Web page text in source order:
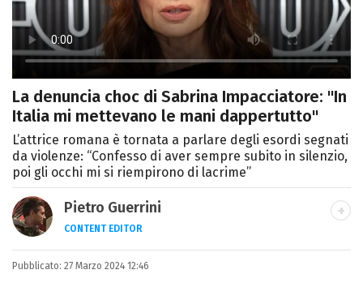
La denuncia choc di Sabrina Impacciatore: "In
Italia mi mettevano le mani dappertutto"
L’attrice romana è tornata a parlare degli esordi segnati
da violenze: “Confesso di aver sempre subito in silenzio,
poi gli occhi mi si riempirono di lacrime”
Pietro Guerrini
CONTENT EDITOR
Laurea in Lettere, smania di viaggi e
Pubblicato: 27 Marzo 2024 12:46